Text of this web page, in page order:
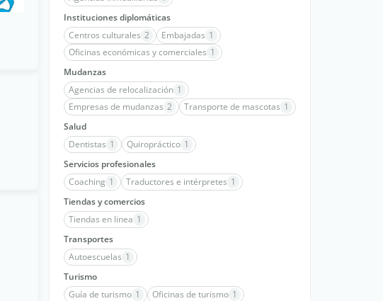
Instituciones diplomáticas
Centros culturales 2 Embajadas 1
Oficinas económicas y comerciales 1
Mudanzas
Agencias de relocalización 1
Empresas de mudanzas 2 Transporte de mascotas 1
Salud
Dentistas 1 Quiropráctico 1
Servicios profesionales
Coaching 1 Traductores e intérpretes 1
Tiendas y comercios
Tiendas en linea 1
Transportes
Autoescuelas 1
Turismo
Guía de turismo 1 Oficinas de turismo 1